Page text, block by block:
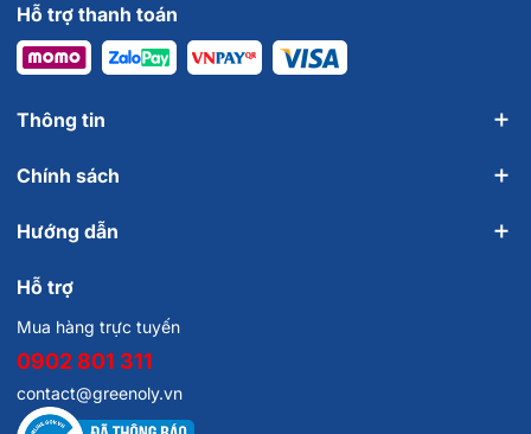
Hỗ trợ thanh toán
Thông tin
Chính sách
Hướng dẫn
Hỗ trợ
Mua hàng trực tuyến
0902 801 311
contact@greenoly.vn